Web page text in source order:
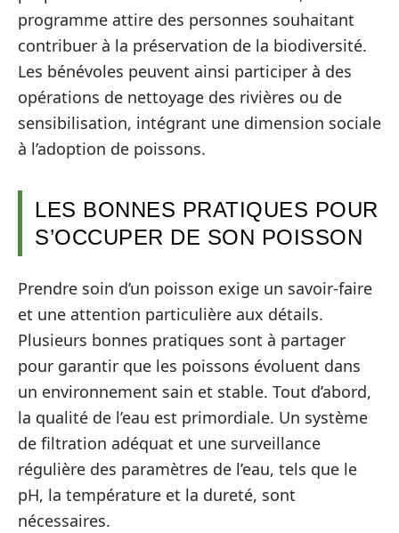
programme attire des personnes souhaitant
contribuer à la préservation de la biodiversité.
Les bénévoles peuvent ainsi participer à des
opérations de nettoyage des rivières ou de
sensibilisation, intégrant une dimension sociale
à l’adoption de poissons.
LES BONNES PRATIQUES POUR
S’OCCUPER DE SON POISSON
Prendre soin d’un poisson exige un savoir-faire
et une attention particulière aux détails.
Plusieurs bonnes pratiques sont à partager
pour garantir que les poissons évoluent dans
un environnement sain et stable. Tout d’abord,
la qualité de l’eau est primordiale. Un système
de filtration adéquat et une surveillance
régulière des paramètres de l’eau, tels que le
pH, la température et la dureté, sont
nécessaires.